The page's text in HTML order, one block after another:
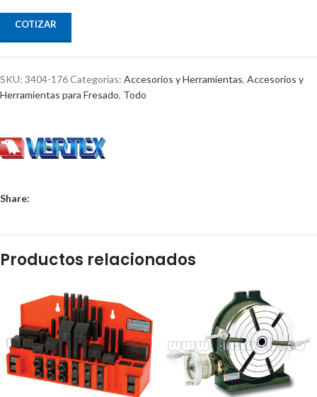
COTIZAR
SKU: 3404-176Categorías: Accesorios y Herramientas, Accesorios y
Herramientas para Fresado, Todo
Share:
Productos relacionados